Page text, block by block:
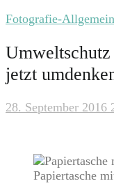
Fotografie-Allgemein
jetzt
28. September 2016
Papiertasche